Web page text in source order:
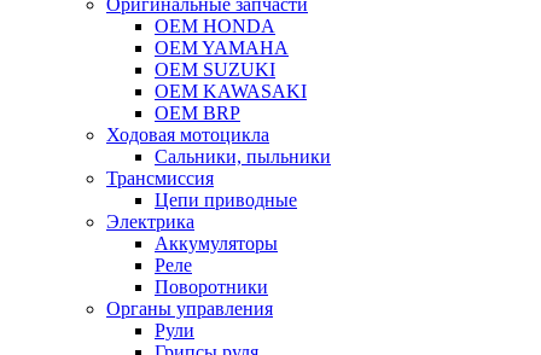
Оригинальные запчасти
OEM HONDA
OEM YAMAHA
OEM SUZUKI
OEM KAWASAKI
OEM BRP
Ходовая мотоцикла
Сальники, пыльники
Трансмиссия
Цепи приводные
Электрика
Аккумуляторы
Реле
Поворотники
Органы управления
Рули